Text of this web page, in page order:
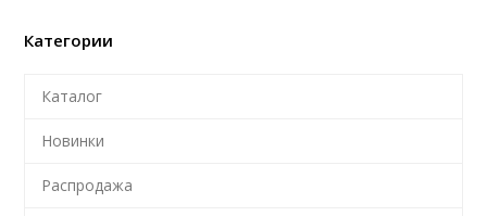
Категории
Каталог
Новинки
Распродажа